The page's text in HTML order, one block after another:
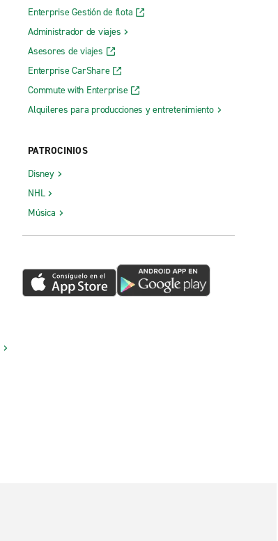
Enterprise Gestión de flota
Administrador de viajes
Asesores de viajes
Enterprise CarShare
Commute with Enterprise
Alquileres para producciones y entretenimiento
PATROCINIOS
Disney
NHL
Música